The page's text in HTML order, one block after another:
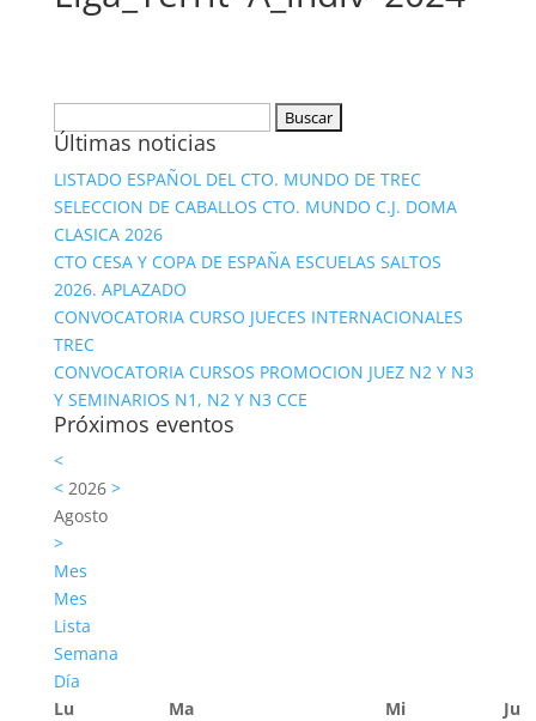
Últimas noticias
LISTADO ESPAÑOL DEL CTO. MUNDO DE TREC
SELECCION DE CABALLOS CTO. MUNDO C.J. DOMA
CLASICA 2026
CTO CESA Y COPA DE ESPAÑA ESCUELAS SALTOS
2026. APLAZADO
CONVOCATORIA CURSO JUECES INTERNACIONALES
TREC
CONVOCATORIA CURSOS PROMOCION JUEZ N2 Y N3
Y SEMINARIOS N1, N2 Y N3 CCE
Próximos eventos
<
<2026 >
Agosto
>
Mes
Mes
Lista
Semana
Día
Lu
Ma Mi Ju